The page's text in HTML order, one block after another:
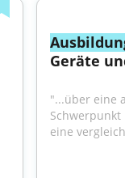
Geräte
"...über eine
eine